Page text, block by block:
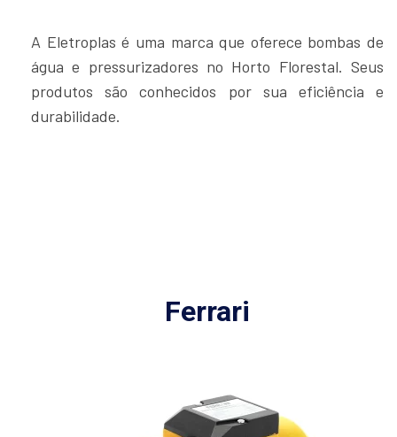
A Eletroplas é uma marca que oferece bombas de
água e pressurizadores no Horto Florestal. Seus
produtos são conhecidos por sua eficiência e
durabilidade.
Ferrari